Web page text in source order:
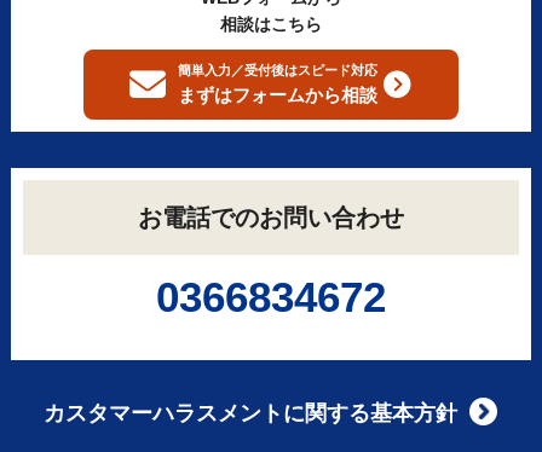
相談はこちら
簡単入力／受付後はスピード対応
まずはフォームから相談
お電話でのお問い合わせ
0366834672
カスタマーハラスメントに関する基本方針